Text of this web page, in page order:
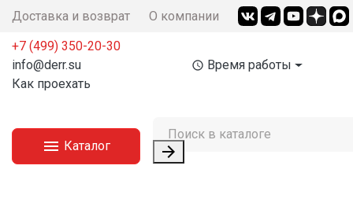
Доставка и возврат О компании
+7 (499) 350-20-30
info@derr.su
Как проехать
access_time Время работы
 Каталог 